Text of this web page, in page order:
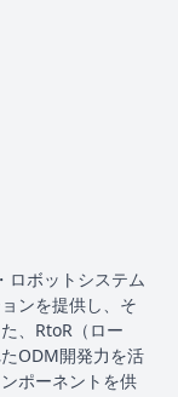
ロボットシステム
ンを提供し、そ
、RtoR（ロー
ODM開発力を活
ポーネントを供